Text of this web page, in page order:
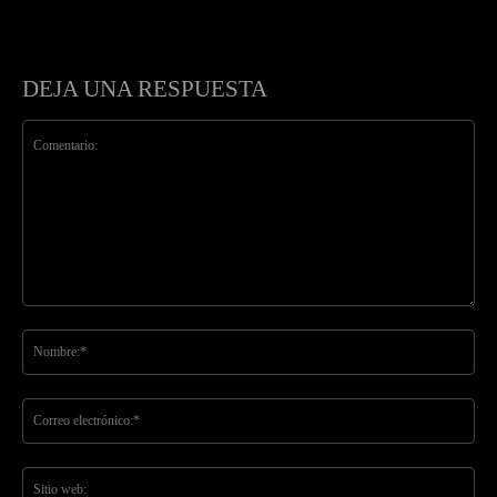
DEJA UNA RESPUESTA